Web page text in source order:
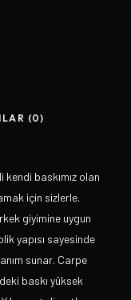
(0)
kendi baskımız olan
için sizlerle.
giyimine uygun
yapısı sayesinde
sunar. Carpe
baskı yüksek